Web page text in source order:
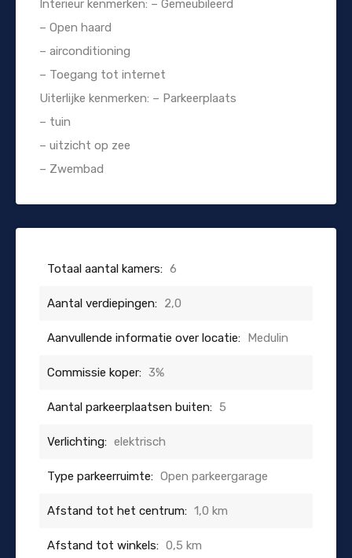
Interieur kenmerken: – Gemeubileerd
– Open haard
– airconditioning
– Toegang tot internet
Uiterlijke kenmerken: – Parkeerplaats
– tuin
– uitzicht op zee
– Zwembad
Totaal aantal kamers: 6
Aantal verdiepingen: 2,0
Aanvullende informatie over locatie: Medulin
Commissie koper: 3%
Aantal parkeerplaatsen buiten: 5
Verlichting: elektrisch
Type parkeerruimte: Open parkeergarage
Afstand tot het centrum: 1,0 km
Afstand tot winkels: 0,5 km